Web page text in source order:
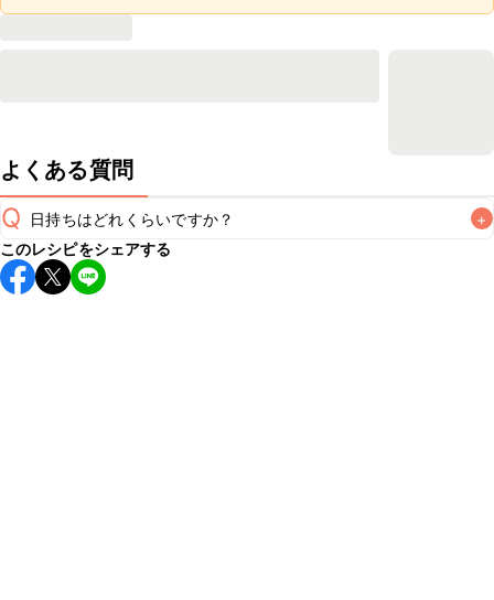
よくある質問
Q 日持ちはどれくらいですか？ +
保存期間は冷蔵で翌日中が目安です。なるべくお早めにお召
し上がりください。
このレシピをシェアする